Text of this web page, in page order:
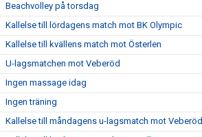
Beachvolley på torsdag
Kallelse till lördagens match mot BK Olympic
Kallelse till kvällens match mot Österlen
U-lagsmatchen mot Veberöd
Ingen massage idag
Ingen träning
Kallelse till måndagens u-lagsmatch mot Veberöd